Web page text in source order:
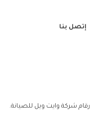
إتصل بنا
شركة وايت ويل للصيانة.